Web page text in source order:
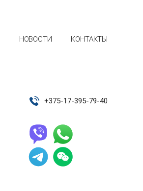
НОВОСТИ КОНТАКТЫ
+375-17-395-79-40